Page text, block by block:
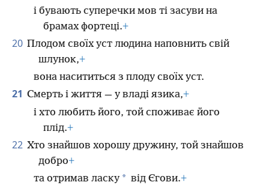
і бувають суперечки мов ті засуви на
брамах фортеці.+
20 Плодом своїх уст людина наповнить свій
шлунок,+
вона насититься з плоду своїх уст.
21 Смерть і життя — у владі язика,+
і хто любить його, той споживає його
плід.+
22 Хто знайшов хорошу дружину, той знайшов
добро+
та отримав ласку * від Єгови.+